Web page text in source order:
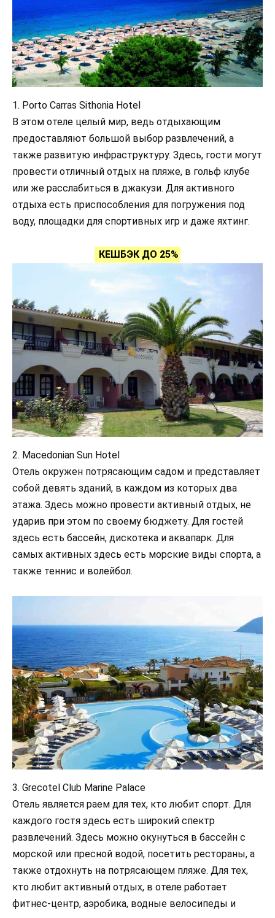
1. Porto Carras Sithonia Hotel
В этом отеле целый мир, ведь отдыхающим
предоставляют большой выбор развлечений, а
также развитую инфраструктуру. Здесь, гости могут
провести отличный отдых на пляже, в гольф клубе
или же расслабиться в джакузи. Для активного
отдыха есть приспособления для погружения под
воду, площадки для спортивных игр и даже яхтинг.
КЕШБЭК ДО 25%
2. Macedonian Sun Hotel
Отель окружен потрясающим садом и представляет
собой девять зданий, в каждом из которых два
этажа. Здесь можно провести активный отдых, не
ударив при этом по своему бюджету. Для гостей
здесь есть бассейн, дискотека и аквапарк. Для
самых активных здесь есть морские виды спорта, а
также теннис и волейбол.
3. Grecotel Club Marine Palace
Отель является раем для тех, кто любит спорт. Для
каждого гостя здесь есть широкий спектр
развлечений. Здесь можно окунуться в бассейн с
морской или пресной водой, посетить рестораны, а
также отдохнуть на потрясающем пляже. Для тех,
кто любит активный отдых, в отеле работает
фитнес-центр, аэробика, водные велосипеды и